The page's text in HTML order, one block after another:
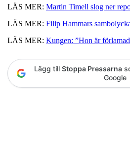
LÄS MER: Martin Timell slog ner
LÄS MER: Filip Hammars
LÄS MER: Kungen: ”Hon är
Lägg till Stoppa Pressarna
Google